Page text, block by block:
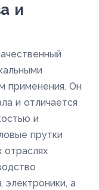
и
применения. Он
и отличается
и
прутки
отраслях
электроники, а